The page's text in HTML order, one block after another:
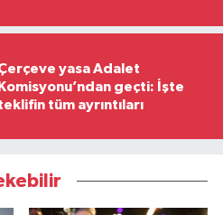
yasa Adalet
Komisyonu’ndan geçti: İşte
tüm ayrıntıları